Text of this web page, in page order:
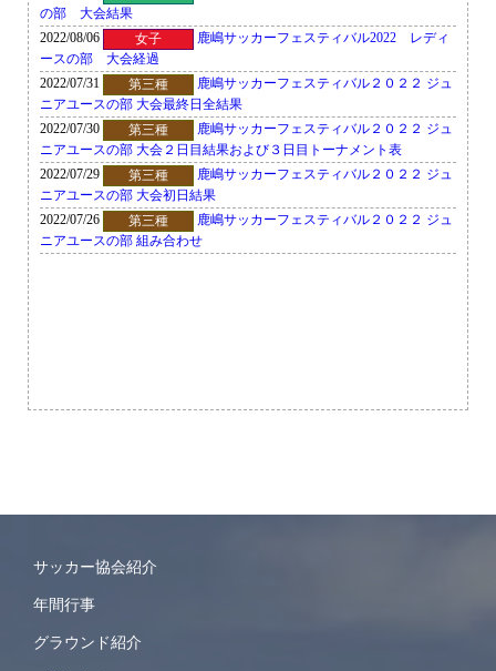
サッカー協会紹介
年間行事
グラウンド紹介